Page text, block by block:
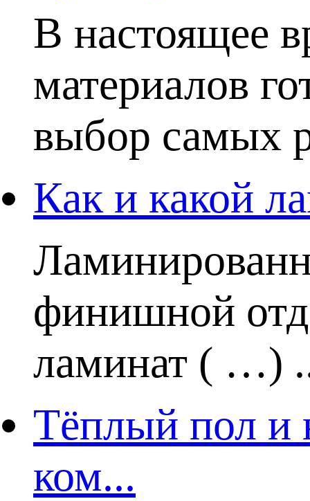
В настоящее
материалов
выбор самых
Как и какой
финишной
ламинат ( …)
Тёплый пол и
ком...